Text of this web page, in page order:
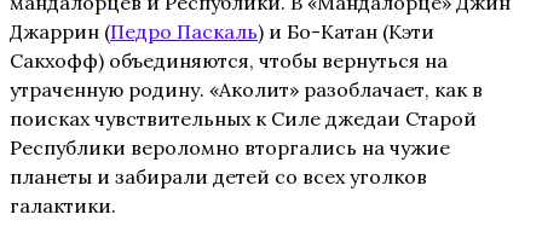
Джаррин (Педро Паскаль) и Бо-Катан (Кэти
Сакхофф) объединяются, чтобы вернуться на
утраченную родину. «Аколит» разоблачает, как в
поисках чувствительных к Силе джедаи Старой
Республики вероломно вторгались на чужие
планеты и забирали детей со всех уголков
галактики.